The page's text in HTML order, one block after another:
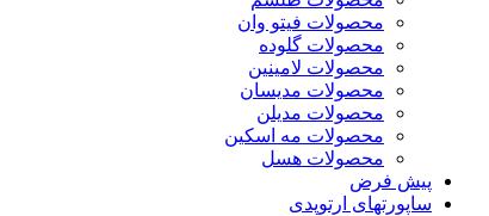
محصولات فیتو وان
محصولات گلوده
محصولات لامینین
محصولات مدیسان
محصولات مدیلن
محصولات مه اسکین
محصولات هسل
پیش فرض
ساپورتهای ارتوپدی